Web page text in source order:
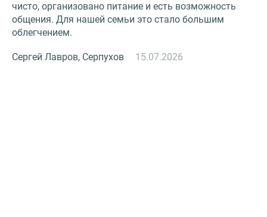
чисто, организовано питание и есть возможность
общения. Для нашей семьи это стало большим
облегчением.
Сергей Лавров, Серпухов 15.07.2026